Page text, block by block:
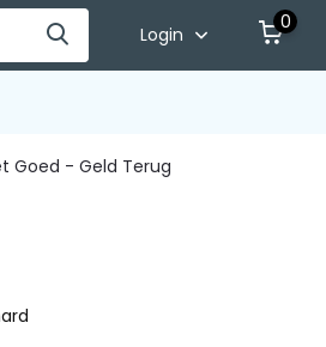
Login
0
Goed - Geld Terug